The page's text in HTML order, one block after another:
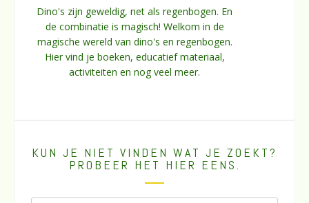
Dino's zijn geweldig, net als regenbogen. En
de combinatie is magisch! Welkom in de
magische wereld van dino's en regenbogen.
Hier vind je boeken, educatief materiaal,
activiteiten en nog veel meer.
KUN JE NIET VINDEN WAT JE ZOEKT?
PROBEER HET HIER EENS.